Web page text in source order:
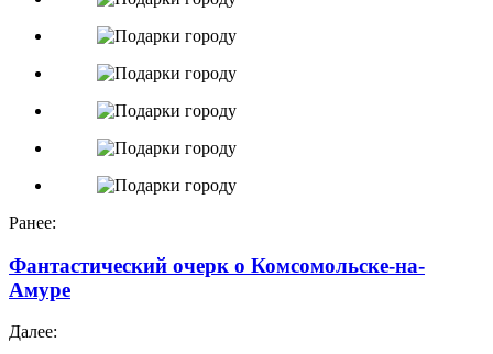
Ранее:
Фантастический очерк о Комсомольске-на-
Амуре
Далее: